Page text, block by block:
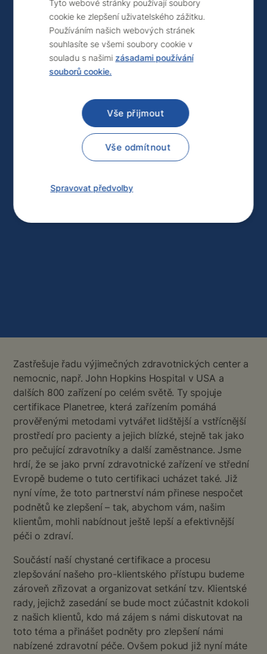
Zastřešuje řadu výjimečných zdravotnických center a
nemocnic, např. John Hopkins Hospital v USA a
dalších 800 zařízení po celém světě. Ty spojuje
certifikace Planetree, která zařízením pomáhá
prověřenými metodami vytvářet lidštější a vstřícnější
prostředí pro pacienty a jejich blízké, stejně tak jako
pro pečující zdravotníky a další zaměstnance. Jsme
hrdí, že se jako první zdravotnické zařízení ve střední
Evropě budeme o tuto certifikaci ucházet také. Již
nyní víme, že toto partnerství nám přinese nespočet
podnětů ke zlepšení – tak, abychom vám, našim
klientům, mohli nabídnout ještě lepší a efektivnější
péči o zdraví.
Součástí naší chystané certifikace a procesu
zlepšování našeho pro-klientského přístupu budeme
zároveň zřizovat a organizovat setkání tzv. Klientské
rady, jejichž zasedání se bude moct zúčastnit kdokoli
z našich klientů, kdo má zájem s námi diskutovat na
toto téma a přinášet podněty pro zlepšení námi
nabízené zdravotní péče. Ovšem pokud již nyní máte
Tyto webové stránky používají soubory
cookie ke zlepšení uživatelského zážitku.
Používáním našich webových stránek
souhlasíte se všemi soubory cookie v
souladu s našimi zásadami používání
souborů cookie.
Vše přijmout
Vše odmítnout
Spravovat předvolby